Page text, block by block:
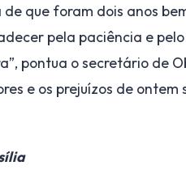
de que foram dois anos
pela paciência e
pontua o secretário de
e os prejuízos de